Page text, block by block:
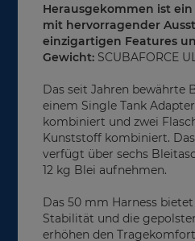
Herausgekommen ist
mit hervorragender
einzigartigen Features
Gewicht: SCUBAFORCE
Das seit Jahren bewährte
einem Single Tank
kombiniert und zwei
Kunststoff kombiniert.
verfügt über sechs
12 kg Blei aufnehmen.
Das 50 mm Harness
Stabilität und die
erhöhen den